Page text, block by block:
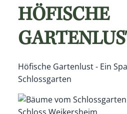
HÖFISCHE
Höfische Gartenlust - Ein
Schlossgarten